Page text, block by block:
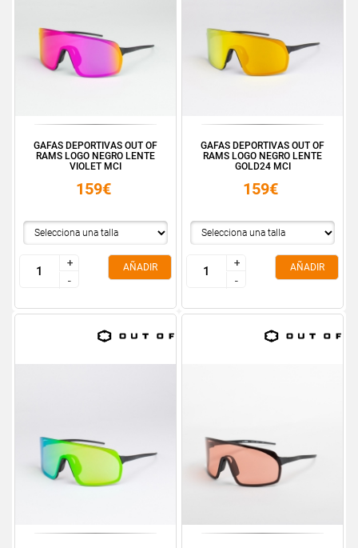
GAFAS DEPORTIVAS OUT OF
RAMS LOGO NEGRO LENTE
VIOLET MCI
159€
+
-
+
-
AÑADIR
GAFAS DEPORTIVAS OUT OF
RAMS LOGO NEGRO LENTE
GOLD24 MCI
159€
+
-
+
-
AÑADIR